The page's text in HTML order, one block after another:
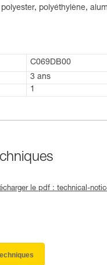
polyéthylène,
C069DB00
3 ans
1
le pdf : technical-